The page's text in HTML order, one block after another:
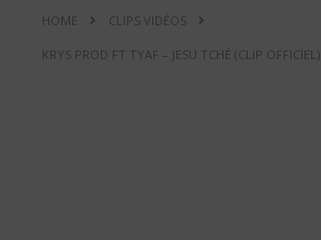
HOME CLIPS VIDÉOS
KRYS PROD FT TYAF – JESU TCHÉ (CLIP OFFICIEL)